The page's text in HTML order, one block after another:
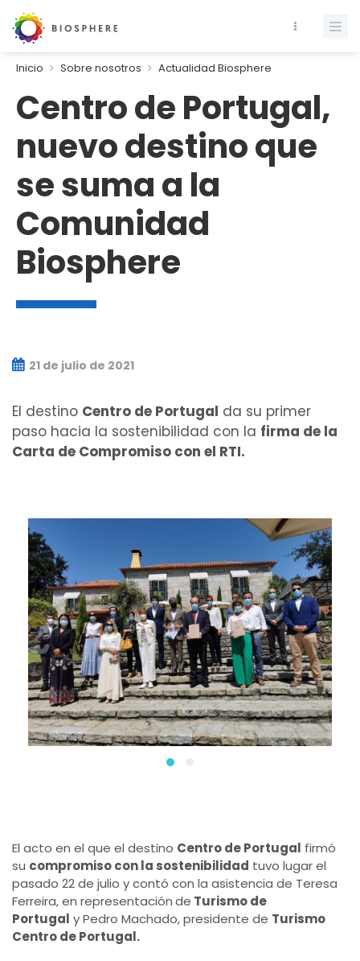
Inicio Sobre nosotros Actualidad Biosphere
Centro de Portugal,
nuevo destino que
se suma a la
Comunidad
Biosphere
21 de julio de 2021
El destino Centro de Portugal da su primer
paso hacia la sostenibilidad con la firma de la
Carta de Compromiso con el RTI.
El acto en el que el destino Centro de Portugal firmó
su compromiso con la sostenibilidad tuvo lugar el
pasado 22 de julio y contó con la asistencia de Teresa
Ferreira, en representaciónde Turismo de
Portugal y Pedro Machado, presidente de Turismo
Centro de Portugal.